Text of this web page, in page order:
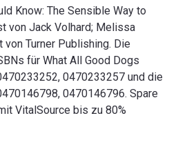
Know: The Sensible Way to
von Jack Volhard; Melissa
Turner Publishing. Die
für What All Good Dogs
0470233257 und die
0470146796. Spare
VitalSource bis zu 80%